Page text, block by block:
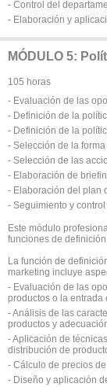
- Control del
- Elaboración y
MÓDULO 5:
105 horas
- Evaluación de las
- Definición de la
- Definición de la
- Selección de la
- Selección de las
- Elaboración de
- Elaboración del plan
- Seguimiento y
Este módulo
funciones de
La función de
marketing incluye
- Evaluación de las
productos o la entrada
- Análisis de las
productos y
- Aplicación de
distribución de
- Cálculo de precios
- Diseño y aplicación